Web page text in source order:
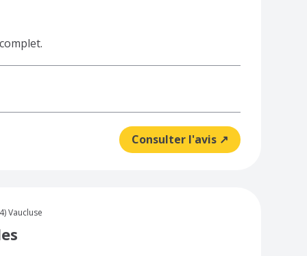
Consulter l'avis ↗
Vaucluse